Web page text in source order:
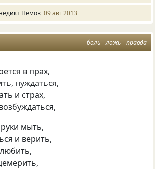
Немов 09 авг 2013
боль ложь правда
в прах,
нуждаться,
и страх,
мыть,
и верить,